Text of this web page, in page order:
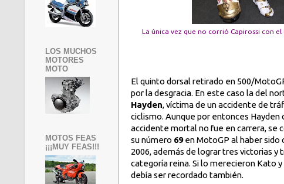
La única vez que no corrió Capirossi con
El quinto dorsal retirado en 500/
por la desgracia. En este caso la del
Hayden, víctima de un accidente de
ciclismo. Aunque por entonces Hayden
accidente mortal no fue en carrera, se
su número 69en MotoGP al haber sido
2006, además de lograr tres victorias y
categoría reina. Si lo merecieron Kato y
debía ser recordado también.
LOS MUCHOS
MOTORES
MOTO
MOTOS FEAS
¡¡¡MUY FEAS!!!